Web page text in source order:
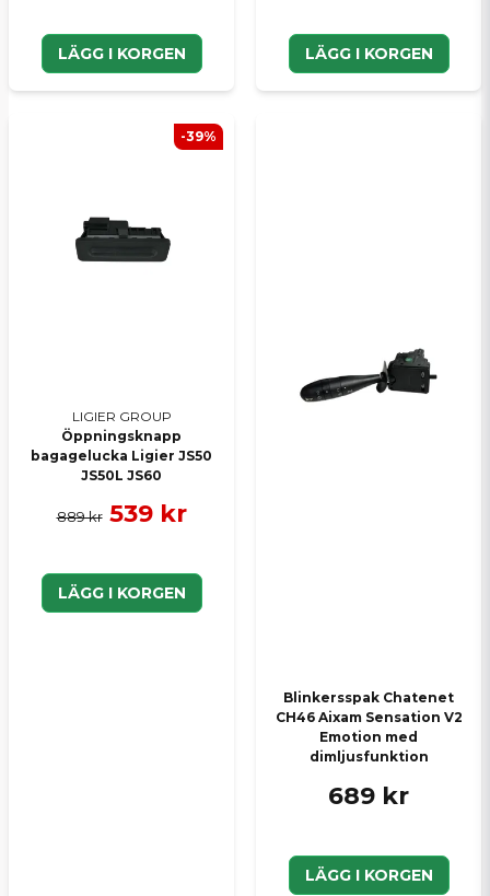
LÄGG I KORGEN LÄGG I KORGEN
LIGIER GROUP
Öppningsknapp
bagagelucka Ligier JS50
JS50L JS60
889 kr 539 kr
LÄGG I KORGEN
-39%
Blinkersspak Chatenet
CH46 Aixam Sensation V2
Emotion med
dimljusfunktion
689 kr
LÄGG I KORGEN